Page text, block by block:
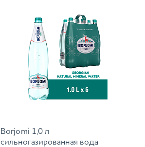
Borjomi 1,0 л
сильногазированная вода